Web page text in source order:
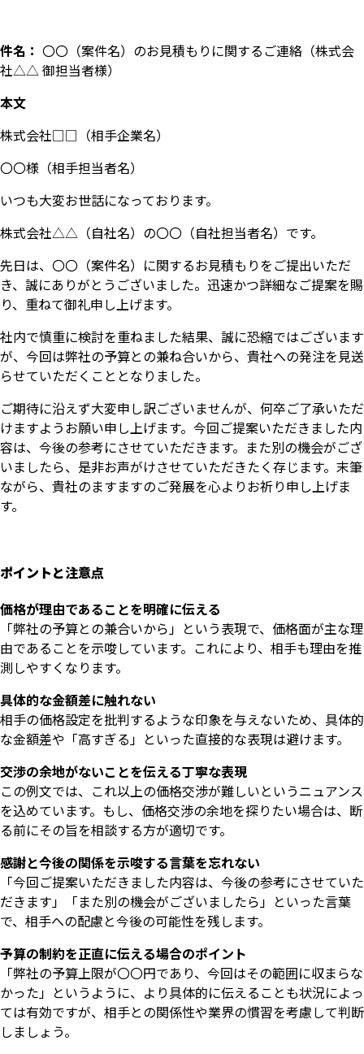
件名： 〇〇（案件名）のお見積もりに関するご連絡（株式会
社△△ 御担当者様）
本文
株式会社□□（相手企業名）
〇〇様（相手担当者名）
いつも大変お世話になっております。
株式会社△△（自社名）の〇〇（自社担当者名）です。
先日は、〇〇（案件名）に関するお見積もりをご提出いただ
き、誠にありがとうございました。迅速かつ詳細なご提案を賜
り、重ねて御礼申し上げます。
社内で慎重に検討を重ねました結果、誠に恐縮ではございます
が、今回は弊社の予算との兼ね合いから、貴社への発注を見送
らせていただくこととなりました。
ご期待に沿えず大変申し訳ございませんが、何卒ご了承いただ
けますようお願い申し上げます。今回ご提案いただきました内
容は、今後の参考にさせていただきます。また別の機会がござ
いましたら、是非お声がけさせていただきたく存じます。末筆
ながら、貴社のますますのご発展を心よりお祈り申し上げま
す。
ポイントと注意点
価格が理由であることを明確に伝える
「弊社の予算との兼合いから」という表現で、価格面が主な理
由であることを示唆しています。これにより、相手も理由を推
測しやすくなります。
具体的な金額差に触れない
相手の価格設定を批判するような印象を与えないため、具体的
な金額差や「高すぎる」といった直接的な表現は避けます。
交渉の余地がないことを伝える丁寧な表現
この例文では、これ以上の価格交渉が難しいというニュアンス
を込めています。もし、価格交渉の余地を探りたい場合は、断
る前にその旨を相談する方が適切です。
感謝と今後の関係を示唆する言葉を忘れない
「今回ご提案いただきました内容は、今後の参考にさせていた
だきます」「また別の機会がございましたら」といった言葉
で、相手への配慮と今後の可能性を残します。
予算の制約を正直に伝える場合のポイント
「弊社の予算上限が〇〇円であり、今回はその範囲に収まらな
かった」というように、より具体的に伝えることも状況によっ
ては有効ですが、相手との関係性や業界の慣習を考慮して判断
しましょう。
いますぐ無料登録